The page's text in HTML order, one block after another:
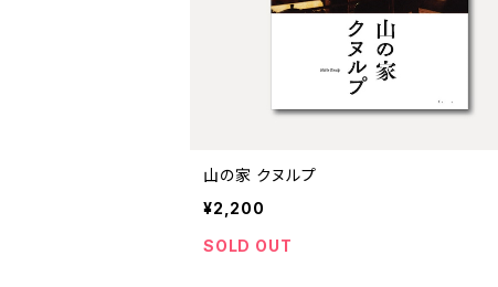
山の家 クヌルプ
¥2,200
SOLD OUT